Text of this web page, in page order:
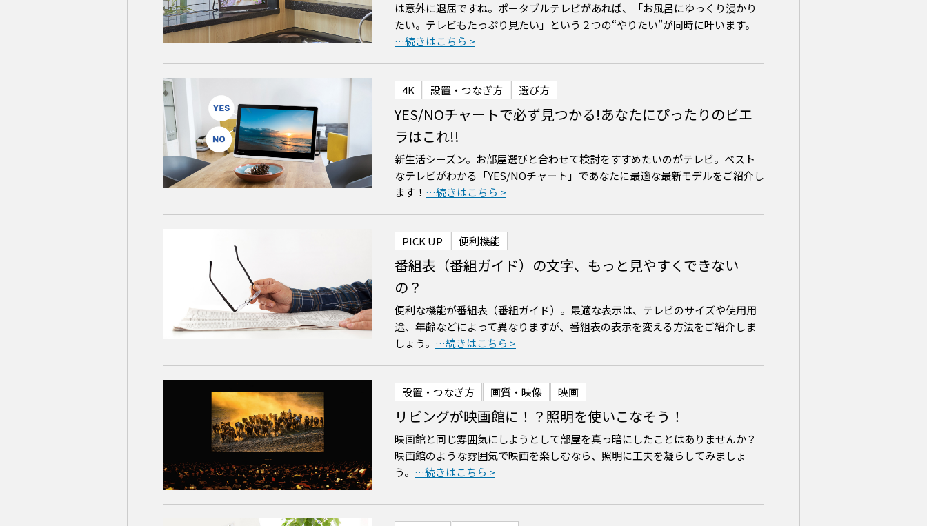
は意外に退屈ですね。ポータブルテレビがあれば、「お風呂にゆっくり浸かり
たい。テレビもたっぷり見たい」という２つの“やりたい”が同時に叶います。
4K 設置・つなぎ方 選び方
YES/NOチャートで必ず見つかる!あなたにぴったりのビエ
ラはこれ!!
新生活シーズン。お部屋選びと合わせて検討をすすめたいのがテレビ。ベスト
なテレビがわかる「YES/NOチャート」であなたに最適な最新モデルをご紹介し
ます！
PICK UP 便利機能
番組表（番組ガイド）の文字、もっと見やすくできない
の？
便利な機能が番組表（番組ガイド）。最適な表示は、テレビのサイズや使用用
途、年齢などによって異なりますが、番組表の表示を変える方法をご紹介しま
しょう。
設置・つなぎ方 画質・映像 映画
リビングが映画館に！？照明を使いこなそう！
映画館と同じ雰囲気にしようとして部屋を真っ暗にしたことはありませんか？
映画館のような雰囲気で映画を楽しむなら、照明に工夫を凝らしてみましょ
う。